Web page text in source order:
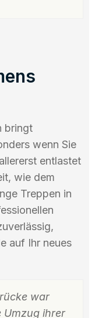
bringt
wenn Sie
entlastet
wie dem
Treppen in
auf Ihr neues
war
Umzug ihrer